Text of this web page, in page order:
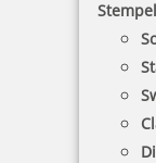
Colop